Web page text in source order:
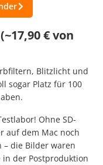
€ von
Blitzlicht und
sogar Platz für 100
Ohne SD-
auf dem Mac noch
– die Bilder waren
der Postproduktion